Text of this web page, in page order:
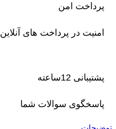
پرداخت امن
امنیت در پرداخت های آنلاین
پشتیبانی 12ساعته
پاسخگوی سوالات شما